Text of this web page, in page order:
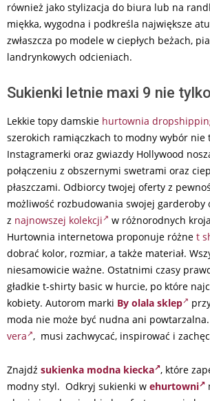
również jako stylizacja do biura lub na
miękka, wygodna i podkreśla największe
zwłaszcza po modele w ciepłych beżach,
landrynkowych odcieniach.
Sukienki letnie maxi 9 nie tylko
Lekkie topy damskie hurtownia
szerokich ramiączkach to modny wybór nie
Instagramerki oraz gwiazdy Hollywood
połączeniu z obszernymi swetrami oraz
płaszczami. Odbiorcy twojej oferty z
możliwość rozbudowania swojej
z najnowszej kolekcji
w różnorodnych
Hurtownia internetowa proponuje różne t
dobrać kolor, rozmiar, a także materiał.
niesamowicie ważne. Ostatnimi czasy
gładkie t-shirty basic w hurcie, po które
kobiety. Autorom marki By olala sklep
moda nie może być nudna ani
vera , musi zachwycać, inspirować i
Znajdź sukienka modna kiecka , które
modny styl. Odkryj sukienki w ehurtowni